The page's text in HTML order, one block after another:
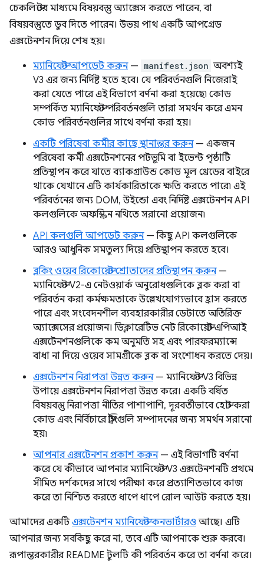
চেকলিস্টের মাধ্যমে বিষয়বস্তু অ্যাক্সেস করতে পারেন, বা
বিষয়বস্তুতে ডুব দিতে পারেন। উভয় পাথ একটি আপগ্রেড
এক্সটেনশন দিয়ে শেষ হয়।
ম্যানিফেস্ট আপডেট করুন— manifest.json অবশ্যই
V3 এর জন্য নির্দিষ্ট হতে হবে। যে পরিবর্তনগুলি নিজেরাই
করা যেতে পারে এই বিভাগে বর্ণনা করা হয়েছে৷ কোড
সম্পর্কিত ম্যানিফেস্ট পরিবর্তনগুলি তারা সমর্থন করে এমন
কোড পরিবর্তনগুলির সাথে বর্ণনা করা হয়।
একটি পরিষেবা কর্মীর কাছে স্থানান্তর করুন— একজন
পরিষেবা কর্মী এক্সটেনশনের পটভূমি বা ইভেন্ট পৃষ্ঠাটি
প্রতিস্থাপন করে যাতে ব্যাকগ্রাউন্ড কোড মূল থ্রেডের বাইরে
থাকে যেখানে এটি কার্যকারিতাকে ক্ষতি করতে পারে৷ এই
পরিবর্তনের জন্য DOM, উইন্ডো এবং নির্দিষ্ট এক্সটেনশন API
কলগুলিকে অফস্ক্রিন নথিতে সরানো প্রয়োজন৷
API কলগুলি আপডেট করুন— কিছু API কলগুলিকে
আরও আধুনিক সমতুল্য দিয়ে প্রতিস্থাপন করতে হবে।
ব্লকিং ওয়েব রিকোয়েস্ট শ্রোতাদের প্রতিস্থাপন করুন—
ম্যানিফেস্ট V2-এ নেটওয়ার্ক অনুরোধগুলিকে ব্লক করা বা
পরিবর্তন করা কর্মক্ষমতাকে উল্লেখযোগ্যভাবে হ্রাস করতে
পারে এবং সংবেদনশীল ব্যবহারকারীর ডেটাতে অতিরিক্ত
অ্যাক্সেসের প্রয়োজন। ডিক্লারেটিভ নেট রিকোয়েস্ট এপিআই
এক্সটেনশনগুলিকে কম অনুমতি সহ এবং পারফরম্যান্সে
বাধা না দিয়ে ওয়েব সামগ্রীকে ব্লক বা সংশোধন করতে দেয়।
এক্সটেনশন নিরাপত্তা উন্নত করুন— ম্যানিফেস্ট V3 বিভিন্ন
উপায়ে এক্সটেনশন নিরাপত্তা উন্নত করে। একটি বর্ধিত
বিষয়বস্তু নিরাপত্তা নীতির পাশাপাশি, দূরবর্তীভাবে হোস্ট করা
কোড এবং নির্বিচারে স্ট্রিংগুলি সম্পাদনের জন্য সমর্থন সরানো
হয়৷
আপনার এক্সটেনশন প্রকাশ করুন— এই বিভাগটি বর্ণনা
করে যে কীভাবে আপনার ম্যানিফেস্ট V3 এক্সটেনশনটি প্রথমে
সীমিত দর্শকদের সাথে পরীক্ষা করে প্রত্যাশিতভাবে কাজ
করে তা নিশ্চিত করতে ধাপে ধাপে রোল আউট করতে হয়।
আমাদের একটিএক্সটেনশন ম্যানিফেস্ট কনভার্টারও আছে। এটি
আপনার জন্য সবকিছু করে না, তবে এটি আপনাকে শুরু করবে।
রূপান্তরকারীর README টুলটি কী পরিবর্তন করে তা বর্ণনা করে।